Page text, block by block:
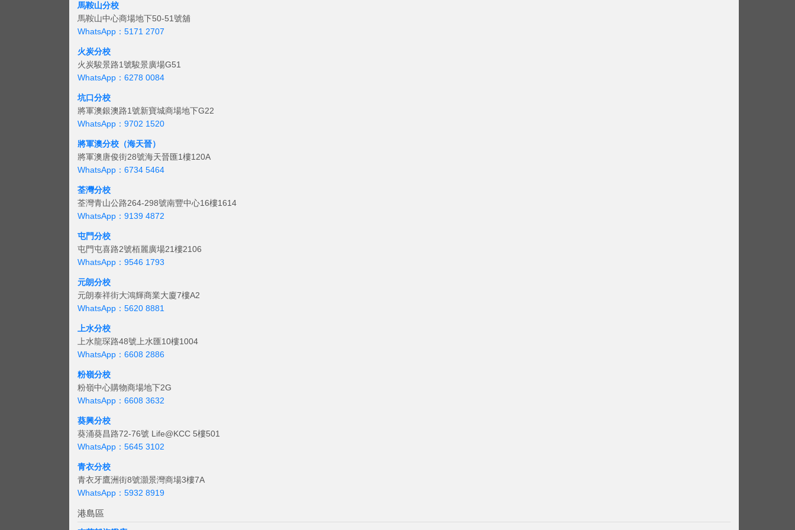
馬鞍山分校
馬鞍山中心商場地下50-51號舖
WhatsApp：5171 2707
火炭分校
火炭駿景路1號駿景廣場G51
WhatsApp：6278 0084
坑口分校
將軍澳銀澳路1號新寶城商場地下G22
WhatsApp：9702 1520
將軍澳分校（海天晉）
將軍澳唐俊街28號海天晉匯1樓120A
WhatsApp：6734 5464
荃灣分校
荃灣青山公路264-298號南豐中心16樓1614
WhatsApp：9139 4872
屯門分校
屯門屯喜路2號栢麗廣場21樓2106
WhatsApp：9546 1793
元朗分校
元朗泰祥街大鴻輝商業大廈7樓A2
WhatsApp：5620 8881
上水分校
上水龍琛路48號上水匯10樓1004
WhatsApp：6608 2886
粉嶺分校
粉嶺中心購物商場地下2G
WhatsApp：6608 3632
葵興分校
葵涌葵昌路72-76號 Life@KCC 5樓501
WhatsApp：5645 3102
青衣分校
青衣牙鷹洲街8號灝景灣商場3樓7A
WhatsApp：5932 8919
港島區